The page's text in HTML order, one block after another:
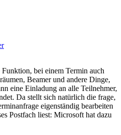
bei einem Termin auch
Beamer und andere Dinge,
eine Einladung an alle Teilnehmer,
Da stellt sich natürlich die frage,
eigenständig bearbeiten
Postfach liest: Microsoft hat dazu